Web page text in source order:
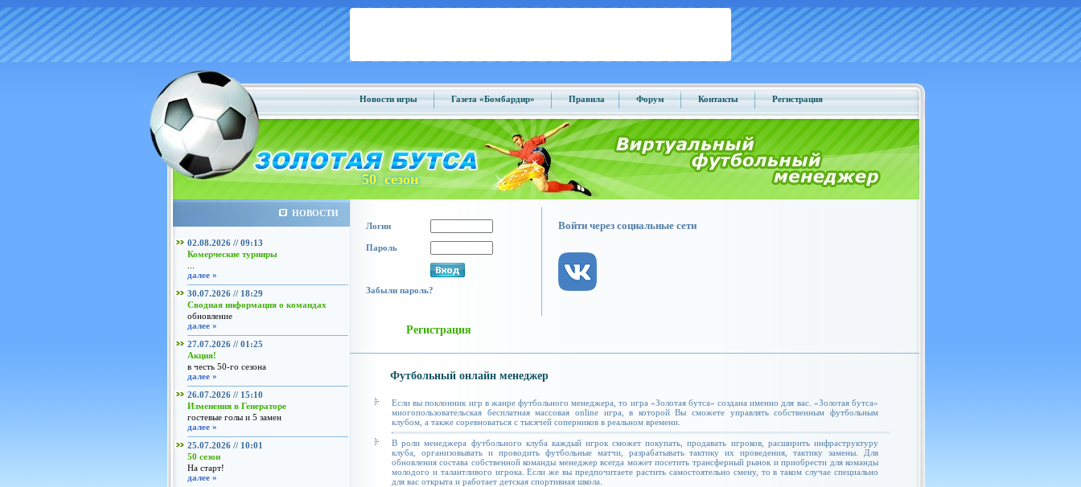
Новости игры Газета «Бомбардир» Правила Форум Контакты Регистрация
50 сезон
НОВОСТИ
02.08.2026 // 09:13
Комерческие турниры
далее »
30.07.2026 // 18:29
Сводная информация о командах
обновление
далее »
27.07.2026 // 01:25
Акция!
в честь 50-го сезона
далее »
26.07.2026 // 15:10
Изменения в Генераторе
гостевые голы и 5 замен
далее »
25.07.2026 // 10:01
50 сезон
На старт!
далее »
Логин
Пароль
Забыли пароль?
Войти через социальные сети
Регистрация
Футбольный онлайн менеджер
Если вы поклонник игр в жанре футбольного менеджера, то игра «Золотая бутса» создана именно для вас. «Золотая бутса»
многопользовательская бесплатная массовая online игра, в которой Вы сможете управлять собственным футбольным
клубом, а также соревноваться с тысячей соперников в реальном времени.
В роли менеджера футбольного клуба каждый игрок сможет покупать, продавать игроков, расширить инфраструктуру
клуба, организовывать и проводить футбольные матчи, разрабатывать тактику их проведения, тактику замены. Для
обновления состава собственной команды менеджер всегда может посетить трансферный рынок и приобрести для команды
молодого и талантливого игрока. Если же вы предпочитаете растить самостоятельно смену, то в таком случае специально
для вас открыта и работает детская спортивная школа.